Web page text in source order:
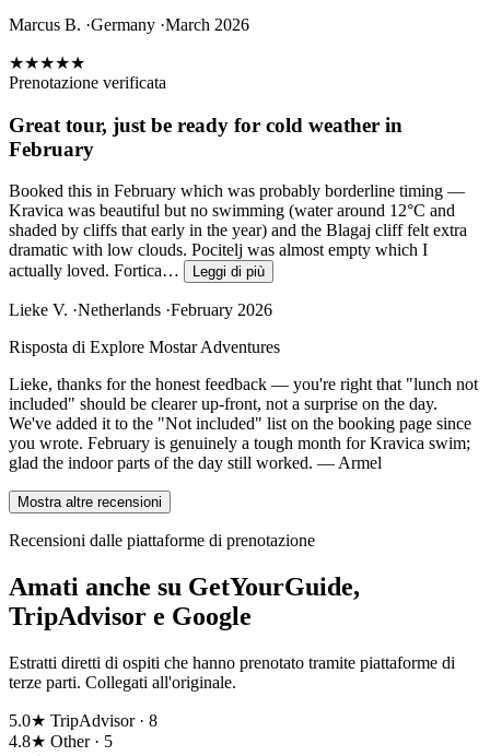
Marcus B. ·Germany ·March 2026
★★★★★
Prenotazione verificata
Great tour, just be ready for cold weather in
February
Booked this in February which was probably borderline timing —
Kravica was beautiful but no swimming (water around 12°C and
shaded by cliffs that early in the year) and the Blagaj cliff felt extra
dramatic with low clouds. Pocitelj was almost empty which I
actually loved. Fortica…
Leggi di più
Lieke V. ·Netherlands ·February 2026
Risposta di Explore Mostar Adventures
Lieke, thanks for the honest feedback — you're right that "lunch not
included" should be clearer up-front, not a surprise on the day.
We've added it to the "Not included" list on the booking page since
you wrote. February is genuinely a tough month for Kravica swim;
glad the indoor parts of the day still worked. — Armel
Mostra altre recensioni
Recensioni dalle piattaforme di prenotazione
Amati anche su GetYourGuide,
TripAdvisor e Google
Estratti diretti di ospiti che hanno prenotato tramite piattaforme di
terze parti. Collegati all'originale.
5.0★ TripAdvisor · 8
4.8★ Other · 5